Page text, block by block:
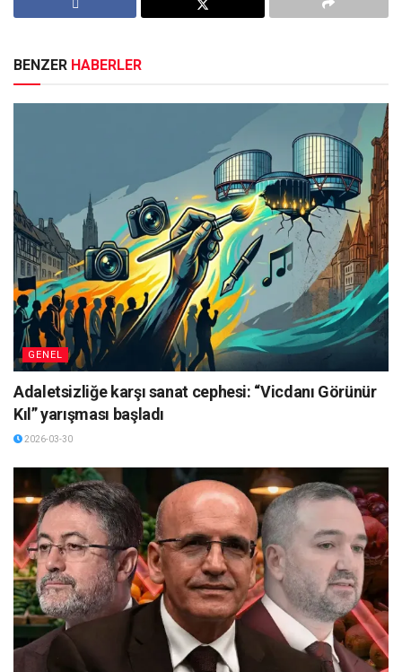
BENZER HABERLER
GENEL
Adaletsizliğe karşı sanat cephesi: “Vicdanı Görünür
Kıl” yarışması başladı
2026-03-30